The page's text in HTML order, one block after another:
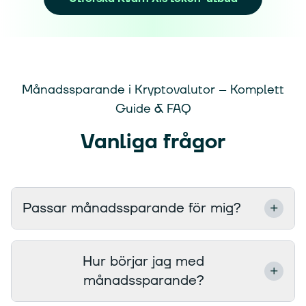
Månadssparande i Kryptovalutor – Komplett
Guide & FAQ
Vanliga frågor
Passar månadssparande för mig?
Månadssparande är ett utmärkt val för dig
Hur börjar jag med
månadssparande?